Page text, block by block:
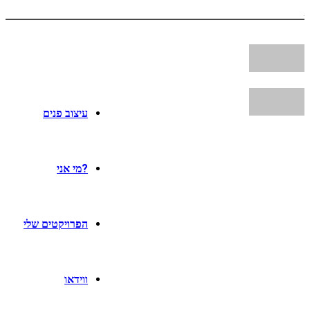
עיצוב פנים
?מי אני
הפרויקטים שלי
ווידאו